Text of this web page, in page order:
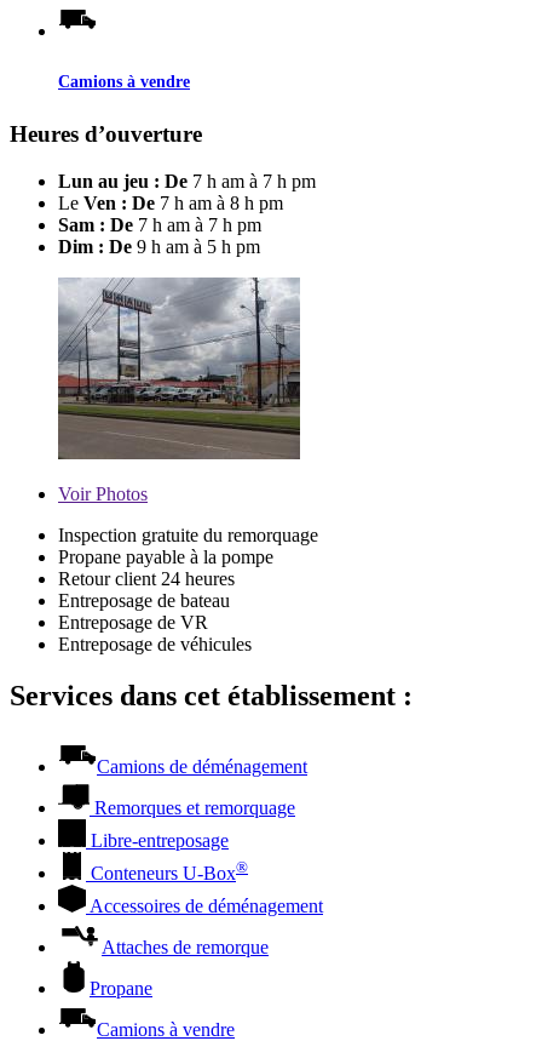
Camions à vendre
Heures d’ouverture
Lun au jeu : De 7 h am à 7 h pm
Le Ven : De 7 h am à 8 h pm
Sam : De 7 h am à 7 h pm
Dim : De 9 h am à 5 h pm
VoirPhotos
Inspection gratuite du remorquage
Propane payable à la pompe
Retour client 24 heures
Entreposage de bateau
Entreposage de VR
Entreposage de véhicules
Services dans cet établissement :
Camions de déménagement
Remorques et remorquage
Libre-entreposage
Conteneurs U-Box®
Accessoires de déménagement
Attaches de remorque
Propane
Camions à vendre